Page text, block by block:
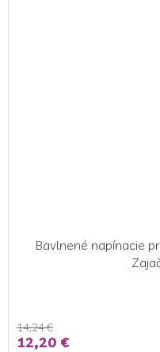
Bavlnené napínacie
14,24 €
12,20 €